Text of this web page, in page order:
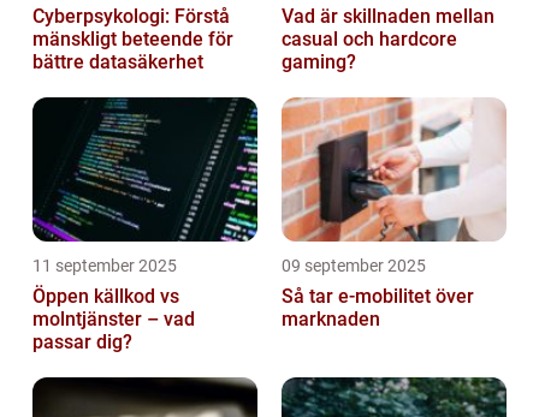
Cyberpsykologi: Förstå
mänskligt beteende för
bättre datasäkerhet
Vad är skillnaden mellan
casual och hardcore
gaming?
11 september 2025
Öppen källkod vs
molntjänster – vad
passar dig?
09 september 2025
Så tar e-mobilitet över
marknaden